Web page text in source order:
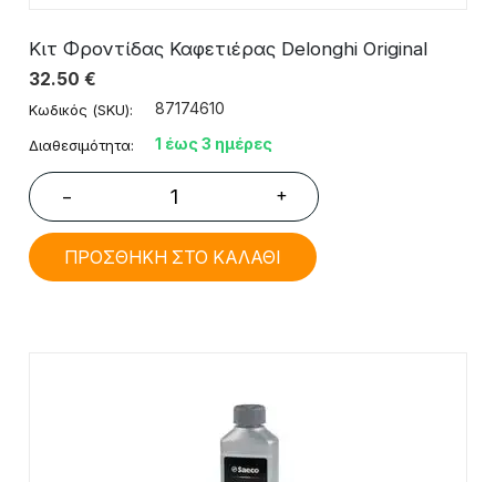
Κιτ Φροντίδας Καφετιέρας Delonghi Original
32.50 €
Κωδικός (SKU): 87174610
Διαθεσιμότητα: 1 έως 3 ημέρες
− +
ΠΡΟΣΘΗΚΗ ΣΤΟ ΚΑΛΑΘΙ